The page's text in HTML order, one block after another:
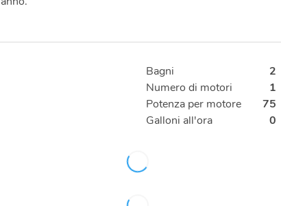
Bagni
2
Numero di motori
1
Potenza per motore
75
Galloni all'ora
0